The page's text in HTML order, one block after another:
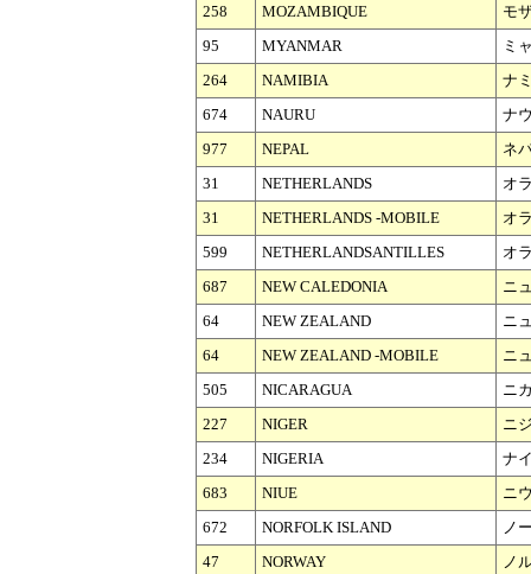
258
MOZAMBIQUE
モ
95
MYANMAR
ミ
264
NAMIBIA
ナ
674
NAURU
ナ
977
NEPAL
ネ
31
NETHERLANDS
オ
31
NETHERLANDS -MOBILE
オ
599
NETHERLANDSANTILLES
オ
687
NEW CALEDONIA
ニ
64
NEW ZEALAND
ニ
64
NEW ZEALAND -MOBILE
ニ
505
NICARAGUA
ニ
227
NIGER
ニ
234
NIGERIA
ナ
683
NIUE
ニ
672
NORFOLK ISLAND
ノ
47
NORWAY
ノ